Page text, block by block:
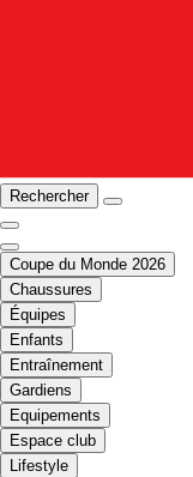
Rechercher
Coupe du Monde 2026
Chaussures
Équipes
Enfants
Entraînement
Gardiens
Equipements
Espace club
Lifestyle